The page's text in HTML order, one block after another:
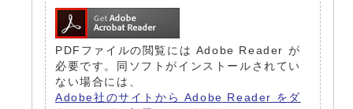
PDFファイルの閲覧には Adobe Reader が
必要です。同ソフトがインストールされてい
ない場合には、
Adobe社のサイトから Adobe Reader をダ